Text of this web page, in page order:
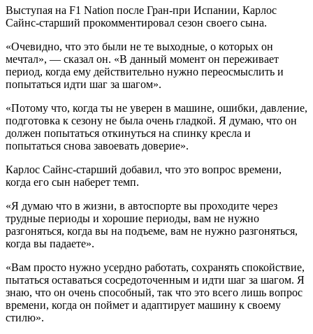
Выступая на F1 Nation после Гран-при Испании, Карлос
Сайнс-старший прокомментировал сезон своего сына.
«Очевидно, что это были не те выходные, о которых он
мечтал», — сказал он. «В данный момент он переживает
период, когда ему действительно нужно переосмыслить и
попытаться идти шаг за шагом».
«Потому что, когда ты не уверен в машине, ошибки, давление,
подготовка к сезону не была очень гладкой. Я думаю, что он
должен попытаться откинуться на спинку кресла и
попытаться снова завоевать доверие».
Карлос Сайнс-старший добавил, что это вопрос времени,
когда его сын наберет темп.
«Я думаю что в жизни, в автоспорте вы проходите через
трудные периоды и хорошие периоды, вам не нужно
разгоняться, когда вы на подъеме, вам не нужно разгоняться,
когда вы падаете».
«Вам просто нужно усердно работать, сохранять спокойствие,
пытаться оставаться сосредоточенным и идти шаг за шагом. Я
знаю, что он очень способный, так что это всего лишь вопрос
времени, когда он поймет и адаптирует машину к своему
стилю».